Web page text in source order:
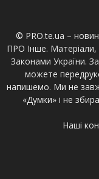
© PRO.te.ua –
ПРО Інше. Матеріали,
Законами України.
можете
напишемо. Ми не
«Думки» і не
Наші